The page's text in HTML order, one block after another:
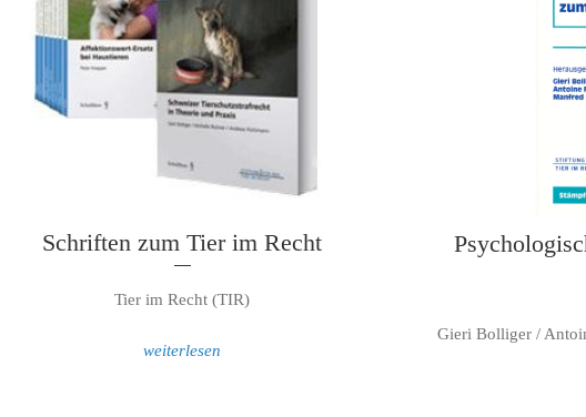
Schriften zum Tier im Recht
Tier im Recht (TIR)
weiterlesen
Gieri Bolliger /